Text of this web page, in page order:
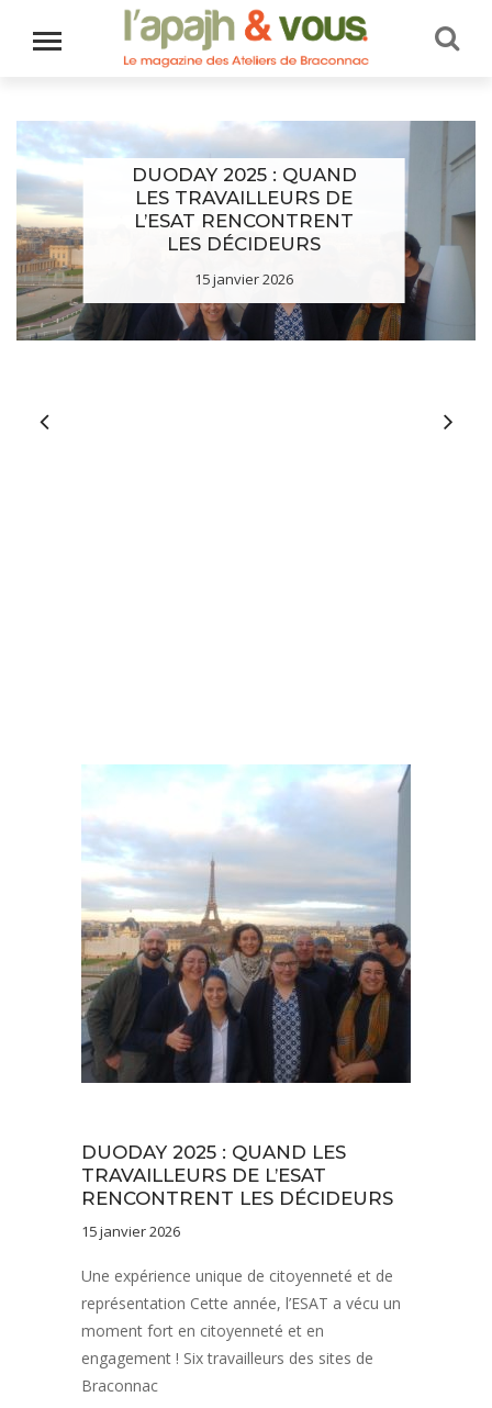
DUODAY 2025 : QUAND
LES TRAVAILLEURS DE
L’ESAT RENCONTRENT
LES DÉCIDEURS
15 janvier 2026
DUODAY 2025 : QUAND LES
TRAVAILLEURS DE L’ESAT
RENCONTRENT LES DÉCIDEURS
15 janvier 2026
Une expérience unique de citoyenneté et de
représentation Cette année, l’ESAT a vécu un
moment fort en citoyenneté et en
engagement ! Six travailleurs des sites de
Braconnac